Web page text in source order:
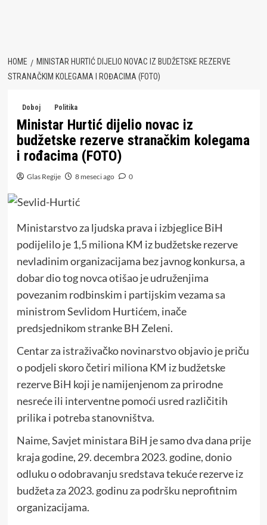
HOME
MINISTAR HURTIĆ DIJELIO NOVAC IZ BUDŽETSKE REZERVE
STRANAČKIM KOLEGAMA I ROĐACIMA (FOTO)
Doboj Politika
Ministar Hurtić dijelio novac iz
budžetske rezerve stranačkim kolegama
i rođacima (FOTO)
Glas Regije 8 meseci ago 0
Ministarstvo za ljudska prava i izbjeglice BiH
podijelilo je 1,5 miliona KM iz budžetske rezerve
nevladinim organizacijama bez javnog konkursa, a
dobar dio tog novca otišao je udruženjima
povezanim rodbinskim i partijskim vezama sa
ministrom Sevlidom Hurtićem, inače
predsjednikom stranke BH Zeleni.
Centar za istraživačko novinarstvo objavio je priču
o podjeli skoro četiri miliona KM iz budžetske
rezerve BiH koji je namijenjenom za prirodne
nesreće ili interventne pomoći usred različitih
prilika i potreba stanovništva.
Naime, Savjet ministara BiH je samo dva dana prije
kraja godine, 29. decembra 2023. godine, donio
odluku o odobravanju sredstava tekuće rezerve iz
budžeta za 2023. godinu za podršku neprofitnim
organizacijama.